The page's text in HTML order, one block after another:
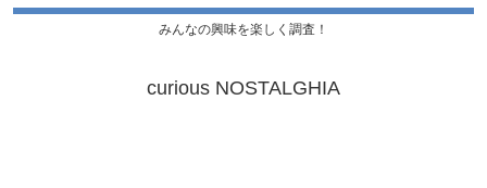
みんなの興味を楽しく調査！
curious NOSTALGHIA